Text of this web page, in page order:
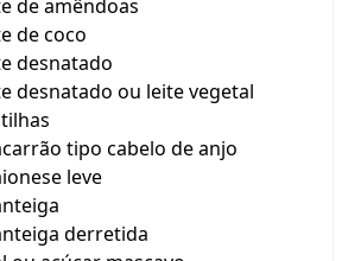
de amêndoas
de coco
desnatado
desnatado ou leite vegetal
tipo cabelo de anjo
leve
derretida